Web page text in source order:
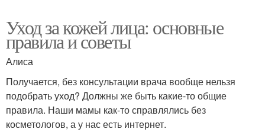
Уход за кожей лица: основные
правила и советы
Алиса
Получается, без консультации врача вообще нельзя
подобрать уход? Должны же быть какие-то общие
правила. Наши мамы как-то справлялись без
косметологов, а у нас есть интернет.